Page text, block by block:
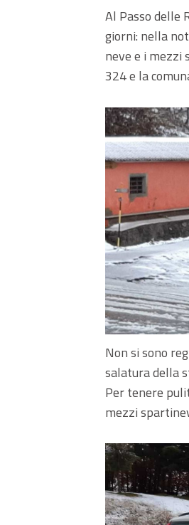
Al Passo delle
giorni: nella
neve e i mezzi
324 e la
Non si sono
salatura della
Per tenere
mezzi